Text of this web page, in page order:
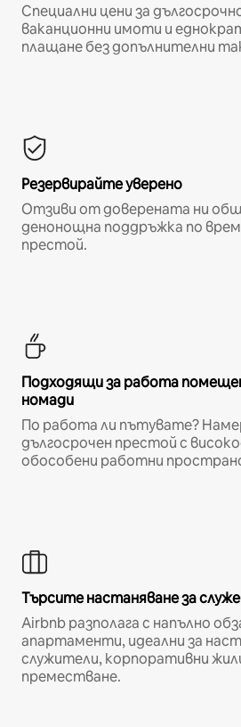
Специални цени за
ваканционни имоти и
плащане без допълнителни
Резервирайте уверено
Отзиви от доверената ни
денонощна поддръжка по
престой.
Подходящи за работа
номади
По работа ли пътувате?
дългосрочен престой с
обособени работни
Търсите настаняване за
Airbnb разполага с напълно
апартаменти, идеални за
служители, корпоративни
преместване.